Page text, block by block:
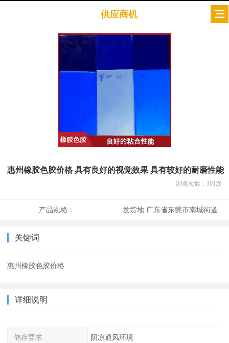
供应商机
惠州橡胶色胶价格 具有良好的视觉效果 具有较好的耐磨性能
浏览次数： 301 次
产品规格： 发货地:广东省东莞市南城街道
关键词
惠州橡胶色胶价格
详细说明
储存要求 阴凉通风环境